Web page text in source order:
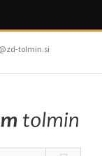
tolmin.si